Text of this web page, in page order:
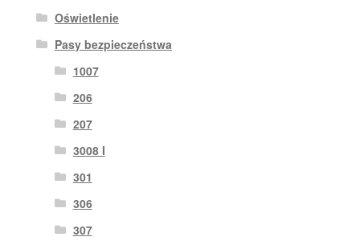
Oświetlenie
Pasy bezpieczeństwa
1007
206
207
3008 I
301
306
307